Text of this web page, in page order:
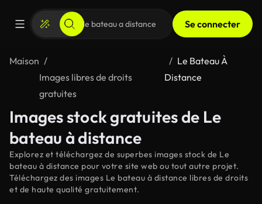
Se connecter
Maison
Images libres de droits
gratuites
Le Bateau À
Distance
Images stock gratuites de Le
bateau à distance
Explorez et téléchargez de superbes images stock de Le
bateau à distance pour votre site web ou tout autre projet.
Téléchargez des images Le bateau à distance libres de droits
et de haute qualité gratuitement.